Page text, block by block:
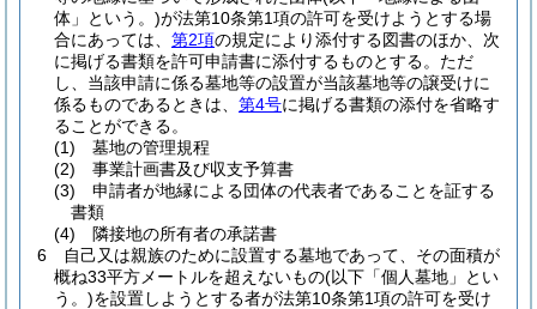
体」という。)が法第10条第1項の許可を受けようとする場
合にあっては、 第2項の規定により添付する図書のほか、次
に掲げる書類を許可申請書に添付するものとする。 ただ
し、当該申請に係る墓地等の設置が当該墓地等の譲受けに
係るものであるときは、 第4号に掲げる書類の添付を省略す
ることができる。
(1)
墓地の管理規程
(2)
事業計画書及び収支予算書
(3)
申請者が地縁による団体の代表者であることを証する
書類
(4)
隣接地の所有者の承諾書
6
自己又は親族のために設置する墓地であって、その面積が
概ね33平方メートルを超えないもの(以下「個人墓地」とい
う。)を設置しようとする者が法第10条第1項の許可を受け